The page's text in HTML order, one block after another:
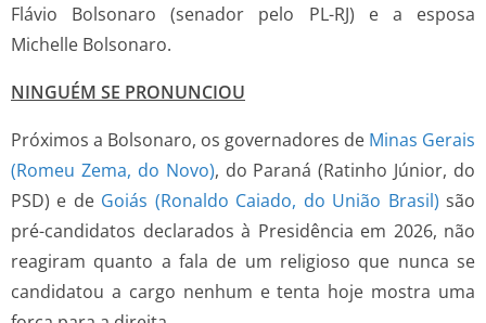
Flávio Bolsonaro (senador pelo PL-RJ) e a esposa
Michelle Bolsonaro.
NINGUÉM SE PRONUNCIOU
Próximos a Bolsonaro, os governadores de Minas Gerais
(Romeu Zema, do Novo), do Paraná (Ratinho Júnior, do
PSD) e de Goiás (Ronaldo Caiado, do União Brasil) são
pré-candidatos declarados à Presidência em 2026, não
reagiram quanto a fala de um religioso que nunca se
candidatou a cargo nenhum e tenta hoje mostra uma